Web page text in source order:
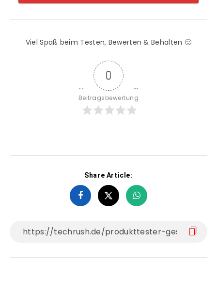
Viel Spaß beim Testen, Bewerten & Behalten 🙂
0
Beitragsbewertung
Share Article: